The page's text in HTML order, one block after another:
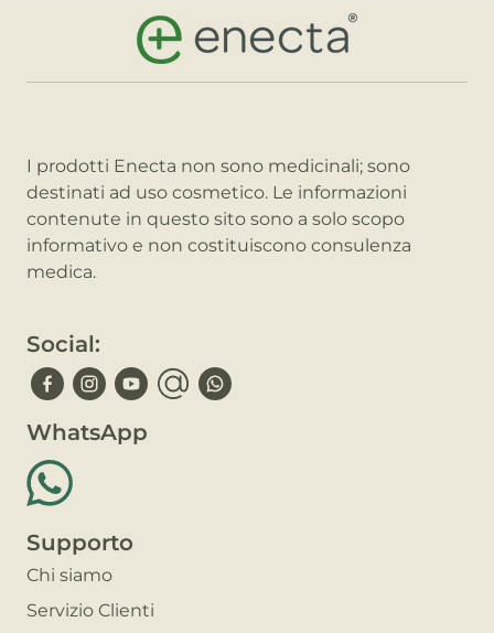
I prodotti Enecta non sono medicinali; sono
destinati ad uso cosmetico. Le informazioni
contenute in questo sito sono a solo scopo
informativo e non costituiscono consulenza
medica.
Social:
WhatsApp
Supporto
Chi siamo
Servizio Clienti